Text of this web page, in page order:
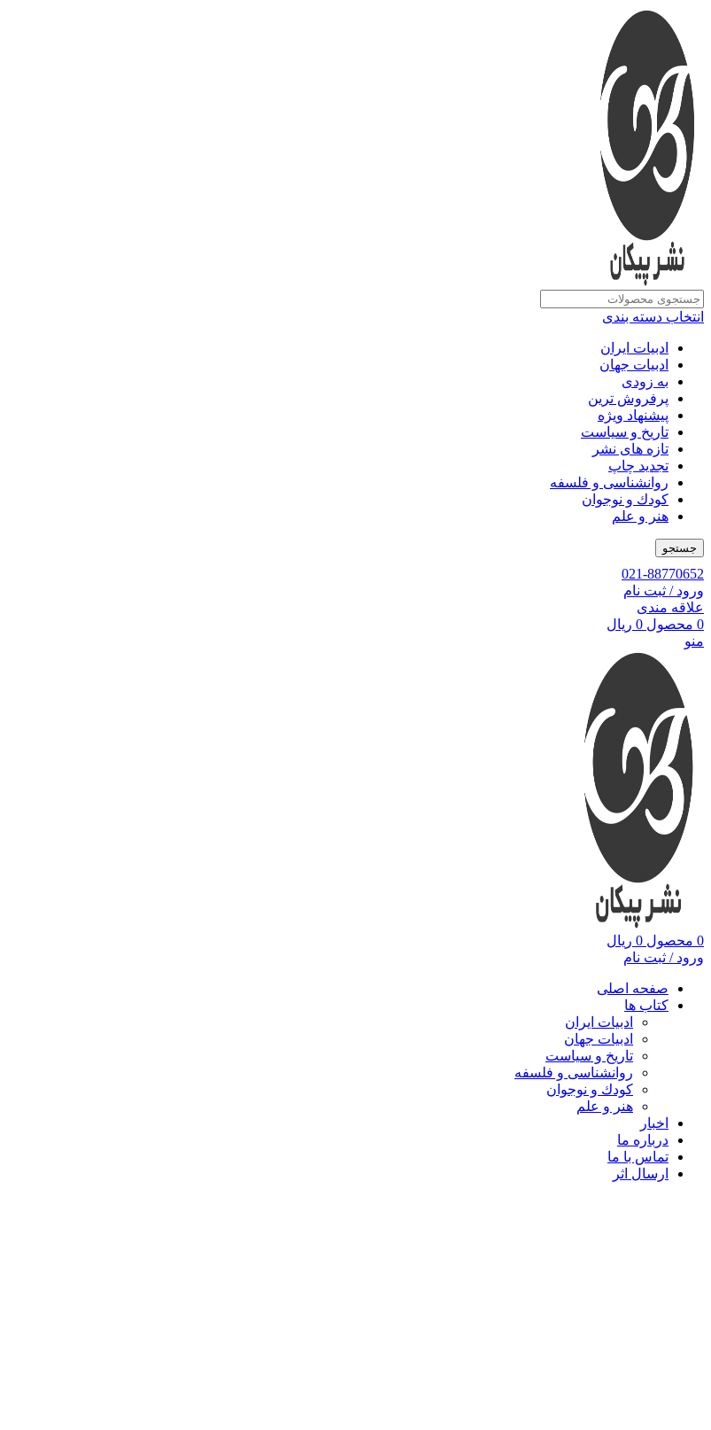
انتخاب دسته بندی
ادبیات ایران
ادبیات جهان
به زودی
پرفروش ترین
پیشنهاد ویژه
تاریخ و سیاست
تازه های نشر
تجدید چاپ
روانشناسی و فلسفه
کودك و نوجوان
هنر و علم
جستجو
021-88770652
ورود / ثبت نام
علاقه مندی
0 محصول 0 ریال
منو
0 محصول 0 ریال
ورود / ثبت نام
صفحه اصلی
کتاب ها
ادبیات ایران
ادبیات جهان
تاریخ و سیاست
روانشناسی و فلسفه
کودك و نوجوان
هنر و علم
اخبار
درباره ما
تماس با ما
ارسال اثر